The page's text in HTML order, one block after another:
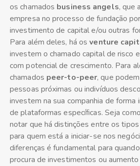
os chamados business angels, que
empresa no processo de fundação
investimento de capital e/ou outras
Para além deles, há osventure
investem o chamado capital de risco
com potencial de crescimento. Para
chamados peer-to-peer, que
pessoas próximas ou indivíduos
investem na sua companhia de forma
de plataformas específicas. Seja
notar que há distinções entre os
para quem está a iniciar-se nos
diferenças é fundamental para
procura de investimentos ou